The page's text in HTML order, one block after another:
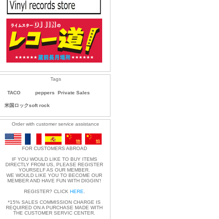
Tags
TACO peppers Private Sales
米国ロックsoft rock
Order with customer service assistance
FOR CUSTOMERS ABROAD
IF YOU WOULD LIKE TO BUY ITEMS
DIRECTLY FROM US, PLEASE REGISTER
YOURSELF AS OUR MEMBER.
WE WOULD LIKE YOU TO BECOME OUR
MEMBER AND HAVE FUN WITH DIGGIN'!
REGISTER? CLICK HERE
*15% SALES COMMISSION CHARGE IS
REQUIRED ON A PURCHASE MADE WITH
THE CUSTOMER SERVIC CENTER.